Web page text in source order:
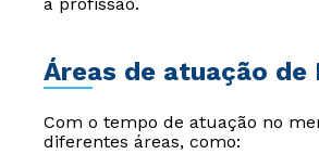
Áreas de atuação
Com o tempo de atuação no
diferentes áreas, como: